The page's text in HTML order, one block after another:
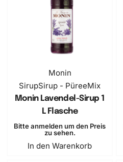
Monin
SirupSirup - PüreeMix
Monin Lavendel-Sirup 1
L Flasche
Bitte anmelden um den Preis
zu sehen.
In den Warenkorb